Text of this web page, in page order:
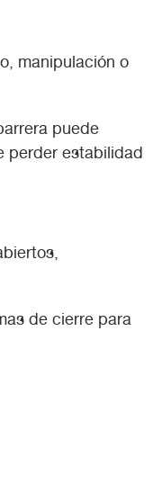
manipulación o
puede
perder estabilidad
de cierre para